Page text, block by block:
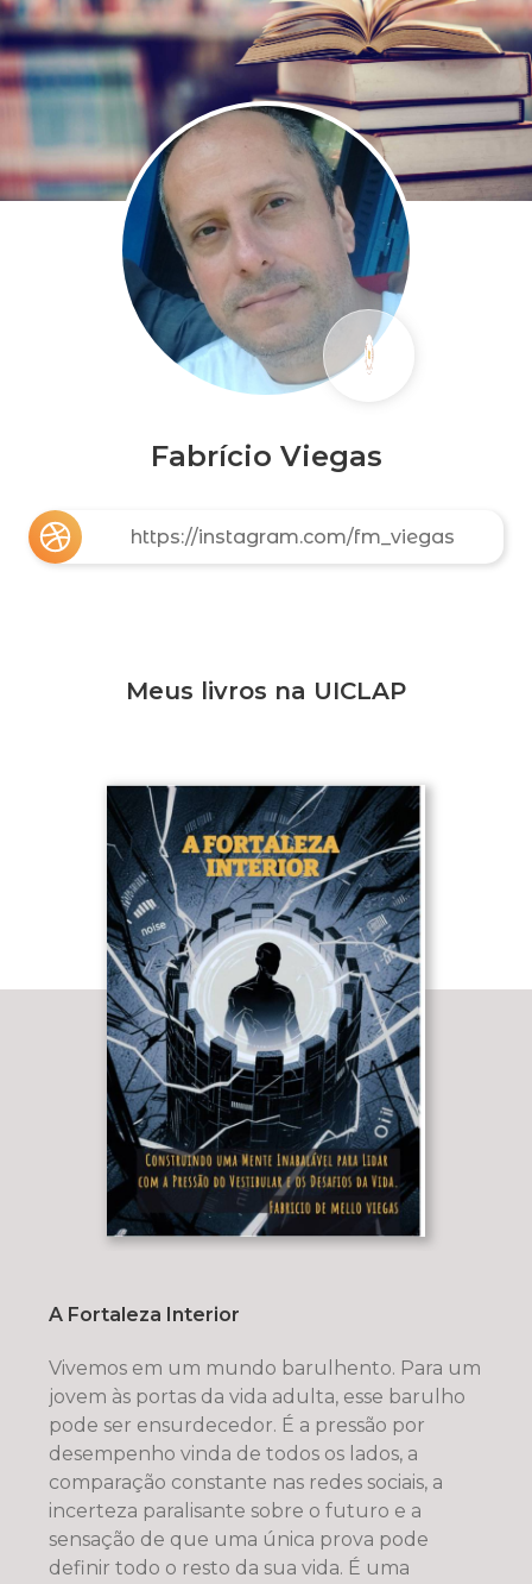
Fabrício Viegas
https://instagram.com/fm_viegas
Meus livros na UICLAP
A Fortaleza Interior
Vivemos em um mundo barulhento. Para um
jovem às portas da vida adulta, esse barulho
pode ser ensurdecedor. É a pressão por
desempenho vinda de todos os lados, a
comparação constante nas redes sociais, a
incerteza paralisante sobre o futuro e a
sensação de que uma única prova pode
definir todo o resto da sua vida. É uma